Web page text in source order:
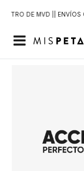
DE MVD | | ENVÍOS
